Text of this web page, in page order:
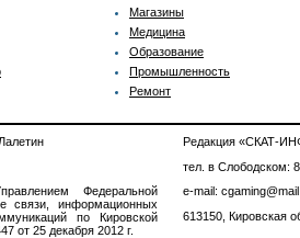
Магазины
Медицина
Образование
Промышленность
Ремонт
Федеральной
связи, информационных
по Кировской
от 25 декабря 2012 г.
Редакция «СКАТ-
тел. в Слободском:
e-mail:
613150, Кировская